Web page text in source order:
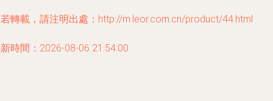
轉載，請注明出處：http://m.leor.com.cn/product/44.html
時間：2026-08-06 21:54:00